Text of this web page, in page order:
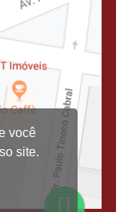
você
site.